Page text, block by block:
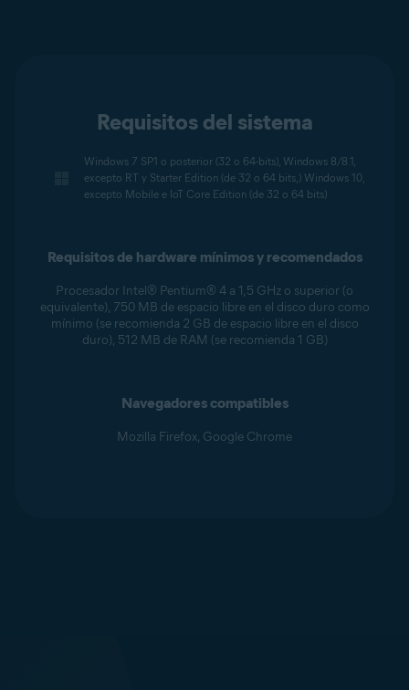
Requisitos del sistema
Windows 7 SP1 o posterior (32 o 64-bits), Windows 8/8.1,
excepto RT y Starter Edition (de 32 o 64 bits,) Windows 10,
excepto Mobile e IoT Core Edition (de 32 o 64 bits)
Requisitos de hardware mínimos y recomendados
Procesador Intel® Pentium® 4 a 1,5 GHz o superior (o
equivalente), 750 MB de espacio libre en el disco duro como
mínimo (se recomienda 2 GB de espacio libre en el disco
duro), 512 MB de RAM (se recomienda 1 GB)
Navegadores compatibles
Mozilla Firefox, Google Chrome